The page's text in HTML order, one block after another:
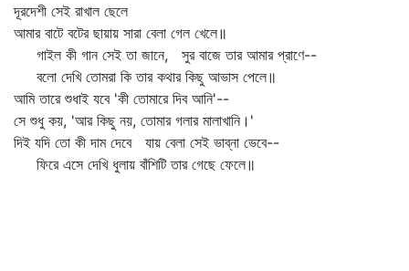
দূরদেশী সেই রাখাল ছেলে
আমার বাটে বটের ছায়ায় সারা বেলা গেল খেলে॥
গাইল কী গান সেই তা জানে, সুর বাজে তার আমার প্রাণে--
বলো দেখি তোমরা কি তার কথার কিছু আভাস পেলে॥
আমি তারে শুধাই যবে 'কী তোমারে দিব আনি'--
সে শুধু কয়, 'আর কিছু নয়, তোমার গলার মালাখানি।'
দিই যদি তো কী দাম দেবে যায় বেলা সেই ভাব্‌না ভেবে--
ফিরে এসে দেখি ধুলায় বাঁশিটি তার গেছে ফেলে॥